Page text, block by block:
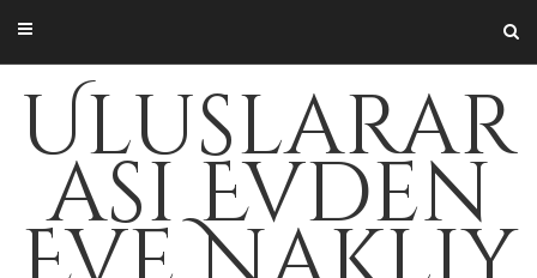
content
Uluslarar
ası Evden